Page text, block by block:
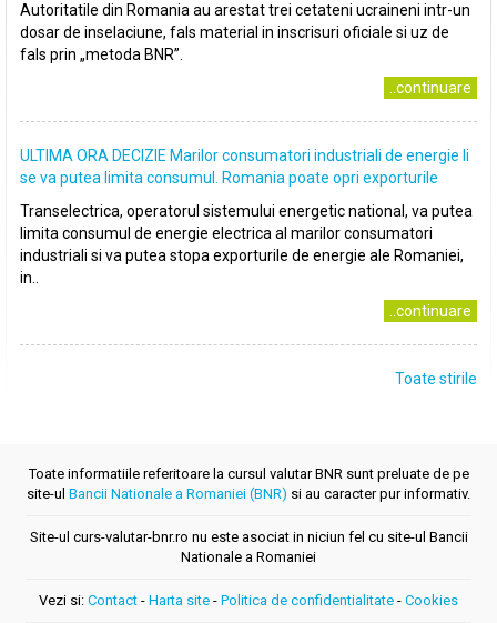
Autoritatile din Romania au arestat trei cetateni ucraineni intr-un
dosar de inselaciune, fals material in inscrisuri oficiale si uz de
fals prin „metoda BNR”.
..continuare
ULTIMA ORA DECIZIE Marilor consumatori industriali de energie li
se va putea limita consumul. Romania poate opri exporturile
Transelectrica, operatorul sistemului energetic national, va putea
limita consumul de energie electrica al marilor consumatori
industriali si va putea stopa exporturile de energie ale Romaniei,
in..
..continuare
Toate stirile
Toate informatiile referitoare la cursul valutar BNR sunt preluate de pe
site-ul Bancii Nationale a Romaniei (BNR) si au caracter pur informativ.
Site-ul curs-valutar-bnr.ro nu este asociat in niciun fel cu site-ul Bancii
Nationale a Romaniei
Vezi si: Contact - Harta site - Politica de confidentialitate - Cookies